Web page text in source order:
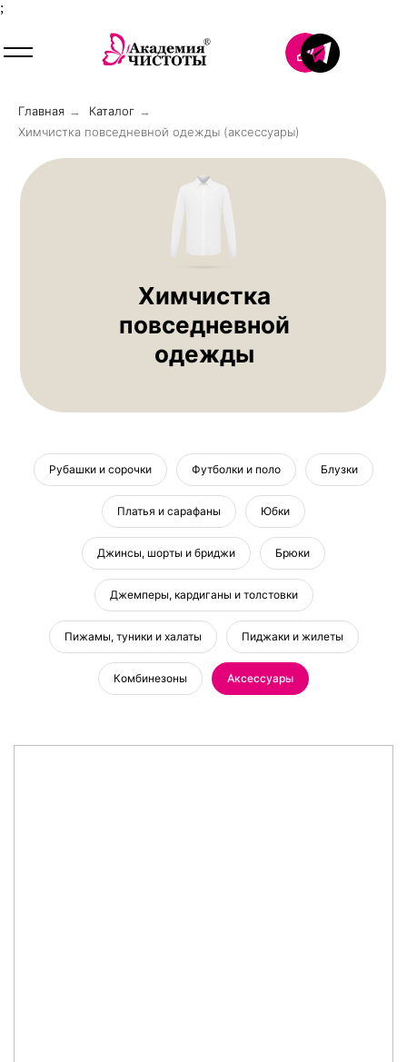
;
Главная → Каталог →
Химчистка повседневной одежды (аксессуары)
Химчистка
повседневной
одежды
Рубашки и сорочки Футболки и поло Блузки
Платья и сарафаны Юбки
Джинсы, шорты и бриджи Брюки
Джемперы, кардиганы и толстовки
Пижамы, туники и халаты Пиджаки и жилеты
Комбинезоны Аксессуары